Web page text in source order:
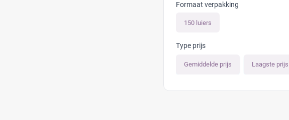
Formaat verpakking
150 luiers
Type prijs
Gemiddelde prijs Laagste prijs